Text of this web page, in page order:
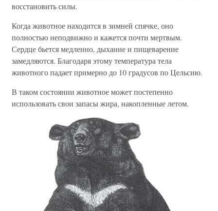
восстановить силы.
Когда животное находится в зимней спячке, оно
полностью неподвижно и кажется почти мертвым.
Сердце бьется медленно, дыхание и пищеварение
замедляются. Благодаря этому температура тела
животного падает примерно до 10 градусов по Цельсию.
В таком состоянии животное может постепенно
использовать свои запасы жира, накопленные летом.